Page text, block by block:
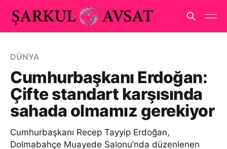
DÜNYA
Cumhurbaşkanı Erdoğan:
Çifte standart karşısında
sahada olmamız gerekiyor
Cumhurbaşkanı Recep Tayyip Erdoğan,
Dolmabahçe Muayede Salonu’nda düzenlenen